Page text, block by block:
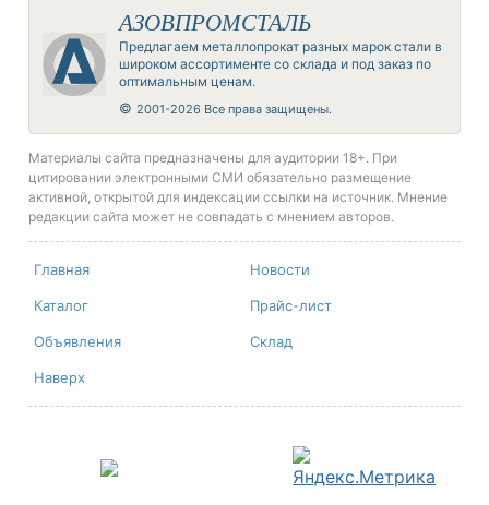
АЗОВПРОМСТАЛЬ
Предлагаем металлопрокат разных марок стали в
широком ассортименте со склада и под заказ по
оптимальным ценам.
© 2001-2026 Все права защищены.
Материалы сайта предназначены для аудитории 18+. При
цитировании электронными СМИ обязательно размещение
активной, открытой для индексации ссылки на источник. Мнение
редакции сайта может не совпадать с мнением авторов.
Главная Новости
Каталог Прайс-лист
Объявления Склад
Наверх